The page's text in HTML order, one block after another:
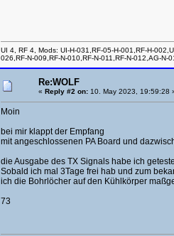
UI 4, RF 4, Mods: UI-H-031,RF-05-H-001,RF-H-
026,RF-N-009,RF-N-010,RF-N-011,RF-N-012,AG-N-
Re:WOLF
« Reply #2 on:10. May 2023, 19:59:28
Moin
bei mir klappt der Empfang
mit angeschlossenen PA Board und
die Ausgabe des TX Signals habe ich
Sobald ich mal 3Tage frei hab und zum
ich die Bohrlöcher auf den Kühlkörper
73